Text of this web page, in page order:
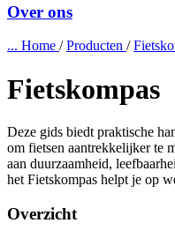
Over ons
... Home /Producten /
Fietskompas
Deze gids biedt praktische
om fietsen aantrekkelijker te
aan duurzaamheid,
het Fietskompas helpt je op
Overzicht